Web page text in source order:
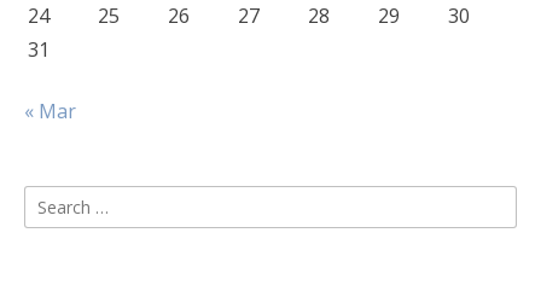
24
25 26 27 28 29
30
31
« Mar
Search
for: